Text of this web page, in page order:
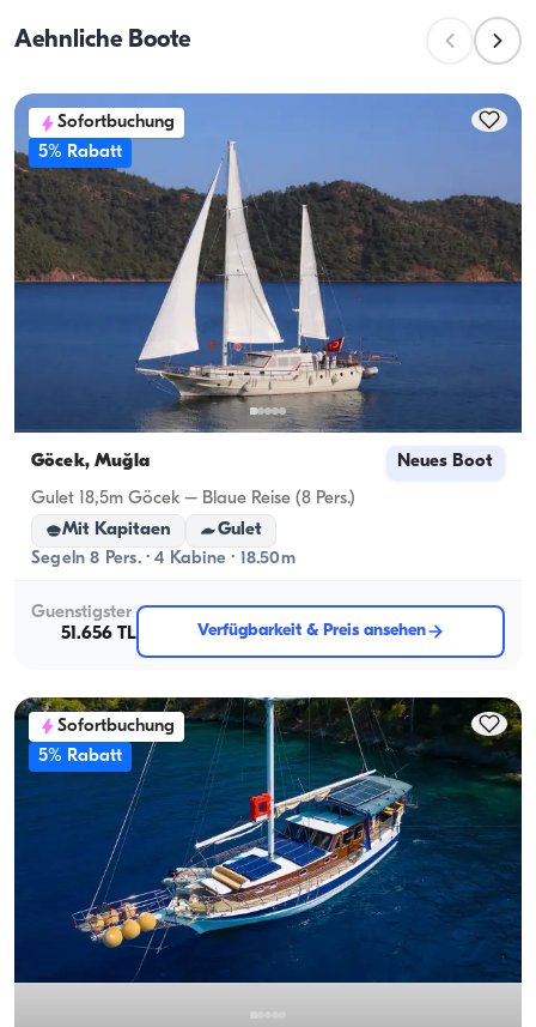
Passagierzahl bei Tagesausflügen bezeichnet. Bei der
Übernachtungskapazität berücksichtigt werden; bei
Tagesvermietungen gilt die Tageskapazität.
Aehnliche Boote
Sofortbuchung
5% Rabatt
Göcek, Muğla Neues Boot
Gulet 18,5m Göcek – Blaue Reise (8 Pers.)
Mit Kapitaen
Gulet
Segeln 8 Pers. · 4 Kabine · 18.50m
Guenstigster
51.656 TL
Verfügbarkeit & Preis ansehen
Sofortbuchung
5% Rabatt